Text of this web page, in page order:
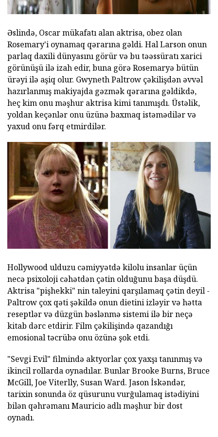
Əslində, Oscar mükafatı alan aktrisa, obez olan
Rosemary'i oynamaq qərarına gəldi. Hal Larson onun
parlaq daxili dünyasını görür və bu təəssüratı xarici
görünüşü ilə izah edir, buna görə Rosemaryə bütün
ürəyi ilə aşiq olur. Gwyneth Paltrow çəkilişdən əvvəl
hazırlanmış makiyajda gəzmək qərarına gəldikdə,
heç kim onu məşhur aktrisa kimi tanımışdı. Üstəlik,
yoldan keçənlər onu üzünə baxmaq istəmədilər və
yaxud onu fərq etmirdilər.
Hollywood ulduzu cəmiyyətdə kilolu insanlar üçün
necə psixoloji cəhətdən çətin olduğunu başa düşdü.
Aktrisa "pişhekki" nin taleyini qarşılamaq çətin deyil -
Paltrow çox qəti şəkildə onun dietini izləyir və hətta
reseptlər və düzgün bəslənmə sistemi ilə bir neçə
kitab dərc etdirir. Film çəkilişində qazandığı
emosional təcrübə onu özünə şok etdi.
"Sevgi Evil" filmində aktyorlar çox yaxşı tanınmış və
ikincil rollarda oynadılar. Bunlar Brooke Burns, Bruce
McGill, Joe Viterlly, Susan Ward. Jason İskəndər,
tarixin sonunda öz qüsurunu vurğulamaq istədiyini
bilən qəhrəmanı Mauricio adlı məşhur bir dost
oynadı.